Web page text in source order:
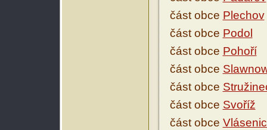
část obce Plechov
část obce Podol
část obce Pohoří
část obce
část obce
část obce Svoříž
část obce